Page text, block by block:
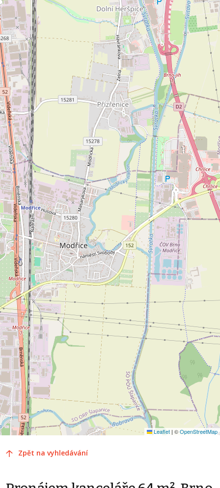
Leaflet | ©OpenStreetMap
Zpět na vyhledávání